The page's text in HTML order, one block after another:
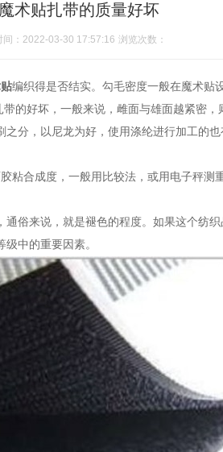
术贴扎带的质量好坏
间：2022-03-30 17:57:16 浏览次数：
编织得是否结实。勾毛密度一般在魔术贴
带的好坏，一般来说，雌面与雄面越紧密，
分，以尼龙为好，使用涤纶进行加工的
粘合成度，一般用比较法，或用电子秤测
俗来说，就是褪色的程度。如果这个纺
中的重要因素。